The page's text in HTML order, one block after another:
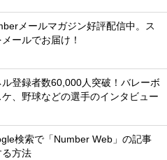
メールマガジン好評配信中。ス
ールでお届け！
登録者数60,000人突破！バレーボ
、野球などの選手のインタビュー
検索で「Number Web」の記事
る方法